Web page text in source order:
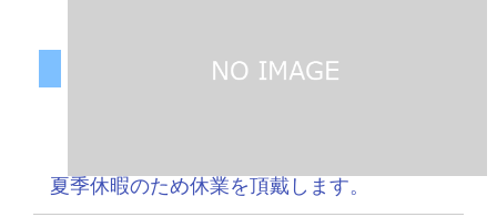
夏季休暇のため休業を頂戴します。